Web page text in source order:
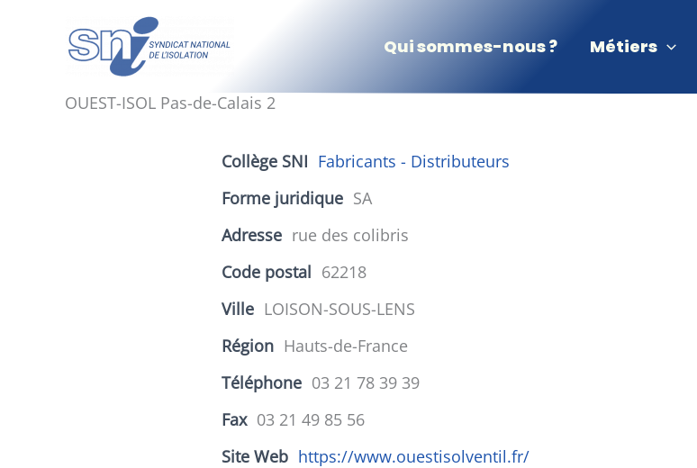
Qui sommes-nous ? Métiers
OUEST-ISOL Pas-de-Calais 2
Collège SNI Fabricants - Distributeurs
Forme juridique SA
Adresse rue des colibris
Code postal 62218
Ville LOISON-SOUS-LENS
Région Hauts-de-France
Téléphone 03 21 78 39 39
Fax 03 21 49 85 56
Site Web https://www.ouestisolventil.fr/